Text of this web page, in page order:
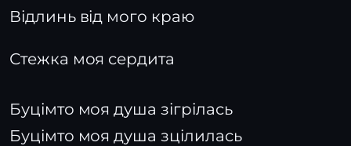
Відлинь від мого краю
Стежка моя сердита
Буцімто моя душа зігрілась
Буцімто моя душа зцілилась